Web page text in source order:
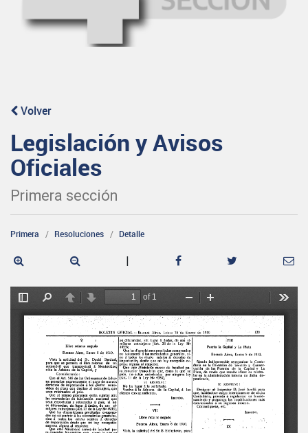
Volver
Legislación y Avisos
Oficiales
Primera sección
Primera Resoluciones Detalle
|